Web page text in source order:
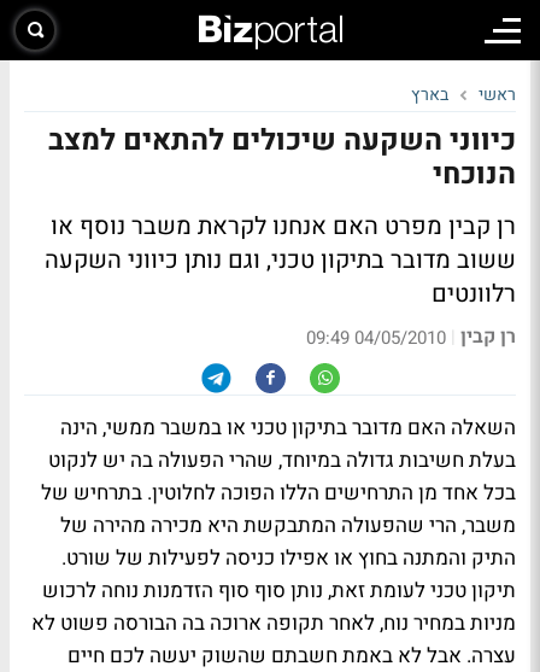
ראשי בארץ
כיווני השקעה שיכולים להתאים למצב
הנוכחי
רן קבין מפרט האם אנחנו לקראת משבר נוסף או
ששוב מדובר בתיקון טכני, וגם נותן כיווני השקעה
רלוונטים
רן קבין |
04/05/2010 09:49
השאלה האם מדובר בתיקון טכני או במשבר ממשי, הינה
בעלת חשיבות גדולה במיוחד, שהרי הפעולה בה יש לנקוט
בכל אחד מן התרחישים הללו הפוכה לחלוטין. בתרחיש של
משבר, הרי שהפעולה המתבקשת היא מכירה מהירה של
התיק והמתנה בחוץ או אפילו כניסה לפעילות של שורט.
תיקון טכני לעומת זאת, נותן סוף סוף הזדמנות נוחה לרכוש
מניות במחיר נוח, לאחר תקופה ארוכה בה הבורסה פשוט לא
עצרה. אבל לא באמת חשבתם שהשוק יעשה לכם חיים